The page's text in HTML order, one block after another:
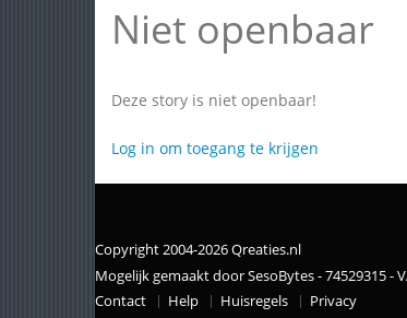
Niet openbaar
Deze story is niet openbaar!
Log in om toegang te krijgen
Copyright 2004-2026 Qreaties.nl
Mogelijk gemaakt door SesoBytes - 74529315 -
Contact
Help Huisregels Privacy